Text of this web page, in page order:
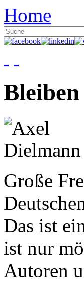
Home
Große
Das ist
ist nur
Autoren